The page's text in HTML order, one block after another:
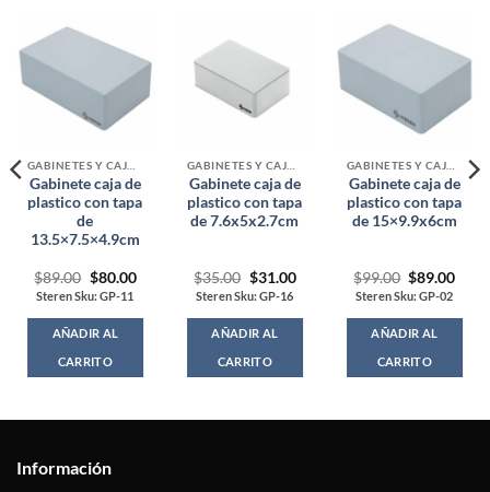
Gabinete caja de
plastico con tapa
de
13.5×7.5×4.9cm
$89.00 Original
price
was:
$89.00.
$80.00Current
$80.00.
Steren Sku: GP-11
AÑADIR AL
CARRITO
Gabinete caja de
plastico con tapa
de 7.6x5x2.7cm
$35.00 Original
price
was:
$35.00.
$31.00Current
$31.00.
Steren Sku: GP-16
AÑADIR AL
CARRITO
Gabinete caja de
plastico con tapa
de 15×9.9x6cm
$99.00 Original
price
was:
$99.00.
$89.00
Steren Sku: GP-02
AÑADIR AL
CARRITO
Información